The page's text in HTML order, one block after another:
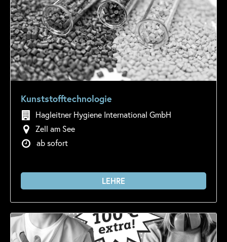
Kunststofftechnologie
Hagleitner Hygiene International GmbH
Zell am See
ab sofort
LEHRE